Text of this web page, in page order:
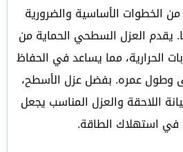
الخطوات الأساسية والضرورية
يقدم العزل السطحي الحماية من
الحرارية، مما يساعد في الحفاظ
وطول عمره. بفضل عزل الأسطح،
اللاحقة والعزل المناسب يجعل
في استهلاك الطاقة.